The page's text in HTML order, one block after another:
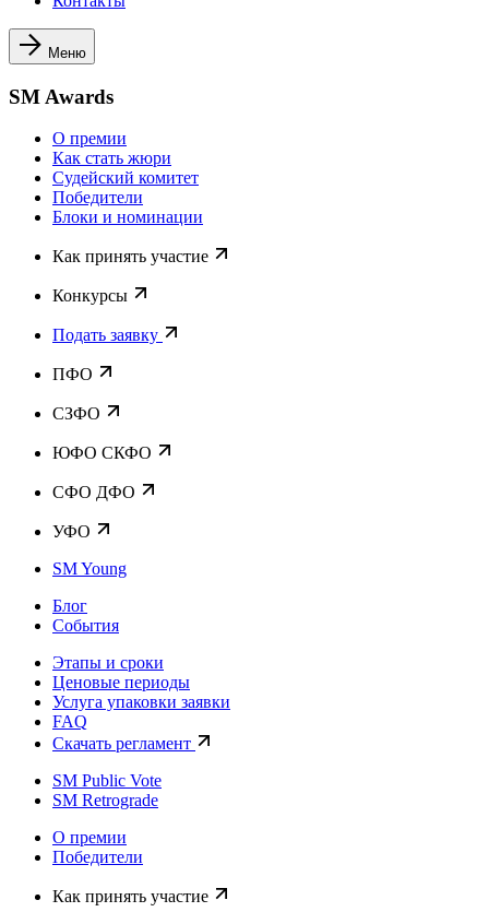
Меню
SM Awards
О премии
Как стать жюри
Судейский комитет
Победители
Блоки и номинации
Как принять участие
Конкурсы
Подать заявку
ПФО
СЗФО
ЮФО СКФО
CФО ДФО
УФО
SM Young
Блог
События
Этапы и сроки
Ценовые периоды
Услуга упаковки заявки
FAQ
Скачать регламент
SM Public Vote
SM Retrograde
О премии
Победители
Как принять участие